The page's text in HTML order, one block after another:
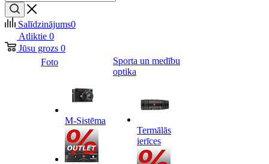
Salīdzinājums0
Atliktie 0
Jūsu grozs 0
Foto
M-Sistēma
Sporta un medību
optika
Termālās
ierīces